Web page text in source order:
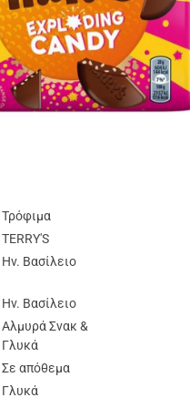
Τρόφιμα
TERRY'S
Ην. Βασίλειο
Ην. Βασίλειο
Αλμυρά Σνακ &
Γλυκά
Σε απόθεμα
Γλυκά